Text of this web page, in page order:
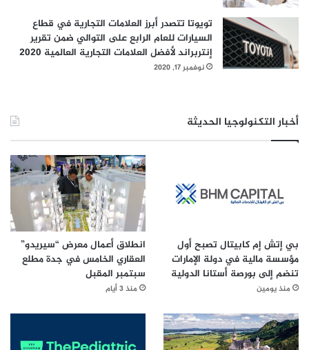
تويوتا تتصدر أبرز العلامات التجارية في قطاع
السيارات للعام الرابع على التوالي ضمن تقرير
إنتربراند لأفضل العلامات التجارية العالمية 2020
نوفمبر 17, 2020
أخبار التكنولوجيا الحديثة
بي إتش إم كابيتال تصبح أول
مؤسسة مالية في دولة الإمارات
تنضم إلى بورصة أستانا الدولية
منذ يومين
انطلاق أعمال معرض “سيريدو”
العقاري الخامس في جدة مطلع
سبتمبر المقبل
منذ 3 أيام